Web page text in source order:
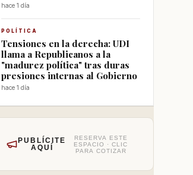
hace 1 día
POLÍTICA
Tensiones en la derecha: UDI
llama a Republicanos a la
"madurez política" tras duras
presiones internas al Gobierno
hace 1 día
PUBLÍCITE
AQUÍ
RESERVA ESTE
ESPACIO · CLIC
PARA COTIZAR